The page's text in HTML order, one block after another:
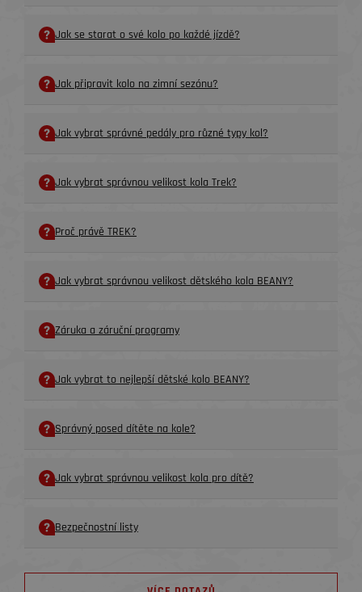
Jak se starat o své kolo po každé jízdě?
Jak připravit kolo na zimní sezónu?
Jak vybrat správné pedály pro různé typy kol?
Jak vybrat správnou velikost kola Trek?
Proč právě TREK?
Jak vybrat správnou velikost dětského kola BEANY?
Záruka a záruční programy
Jak vybrat to nejlepší dětské kolo BEANY?
Správný posed dítěte na kole?
Jak vybrat správnou velikost kola pro dítě?
Bezpečnostní listy